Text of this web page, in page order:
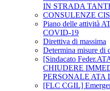
IN STRADA
CONSULENZE
Piano delle attività
COVID-19
Direttiva di massima
Determina misure di
[Sindacato
CHIUDERE
PERSONALE ATA
[FLC CGIL]